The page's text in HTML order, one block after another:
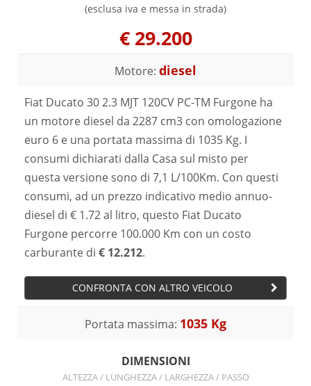
(esclusa iva e messa in strada)
€ 29.200
Motore: diesel
Fiat Ducato 30 2.3 MJT 120CV PC-TM Furgone ha
un motore diesel da 2287 cm3 con omologazione
euro 6 e una portata massima di 1035 Kg. I
consumi dichiarati dalla Casa sul misto per
questa versione sono di 7,1 L/100Km. Con questi
consumi, ad un prezzo indicativo medio annuo-
diesel di € 1.72 al litro, questo Fiat Ducato
Furgone percorre 100.000 Km con un costo
carburante di € 12.212.
CONFRONTA CON ALTRO VEICOLO
Portata massima: 1035 Kg
DIMENSIONI
ALTEZZA / LUNGHEZZA / LARGHEZZA / PASSO